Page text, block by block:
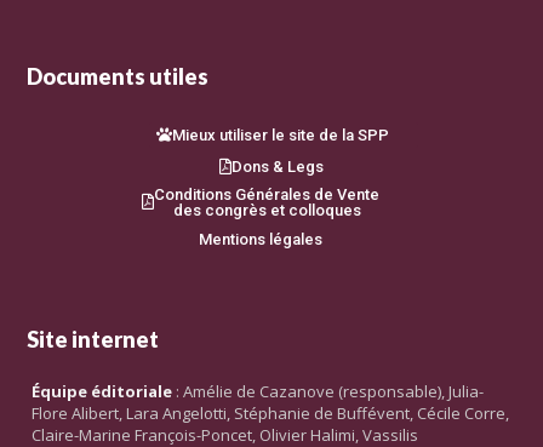
Documents utiles
Mieux utiliser le site de la SPP
Dons & Legs
Conditions Générales de Vente
des congrès et colloques
Mentions légales
Site internet
Équipe éditoriale : Amélie de Cazanove (responsable), Julia-
Flore Alibert, Lara Angelotti, Stéphanie de Buffévent, Cécile Corre,
Claire-Marine François-Poncet, Olivier Halimi, Vassilis